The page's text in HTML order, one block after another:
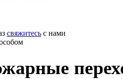
свяжитесь с нами